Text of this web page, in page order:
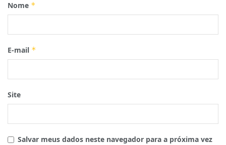
Nome *
E-mail *
Site
Salvar meus dados neste navegador para a próxima vez